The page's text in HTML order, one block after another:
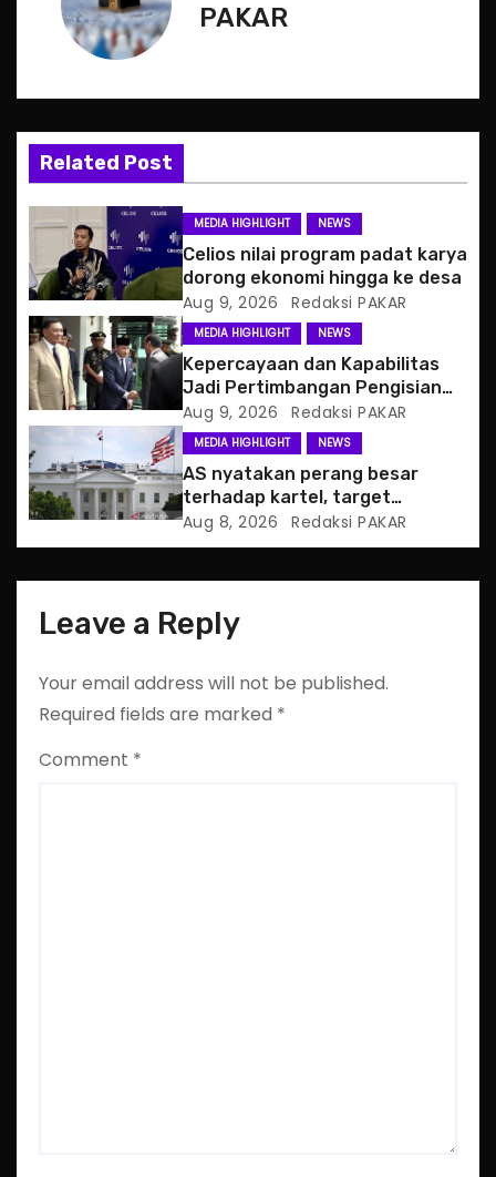
v
g
a
t
i
o
n
PAKAR
Related Post
MEDIA HIGHLIGHT NEWS
Celios nilai program padat karya
dorong ekonomi hingga ke desa
Aug 9, 2026 Redaksi PAKAR
MEDIA HIGHLIGHT NEWS
Kepercayaan dan Kapabilitas
Jadi Pertimbangan Pengisian
Posisi Wamenhan
Aug 9, 2026 Redaksi PAKAR
MEDIA HIGHLIGHT NEWS
AS nyatakan perang besar
terhadap kartel, target
pertama CJNG
Aug 8, 2026 Redaksi PAKAR
Leave a Reply
Your email address will not be published.
Required fields are marked *
Comment *